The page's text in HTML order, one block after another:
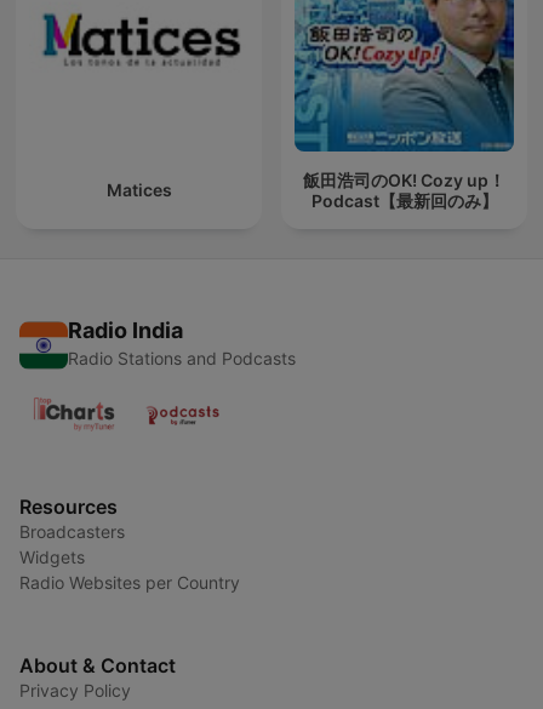
Matices
飯田浩司のOK! Cozy up！
Podcast【最新回のみ】
Radio India
Radio Stations and Podcasts
Resources
Broadcasters
Widgets
Radio Websites per Country
About & Contact
Privacy Policy